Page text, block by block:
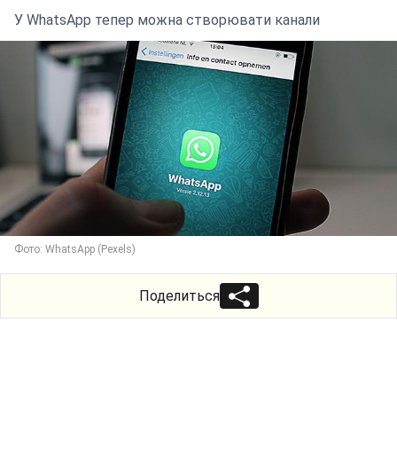
У WhatsApp тепер можна створювати канали
Фото: WhatsApp (Pexels)
Поделиться